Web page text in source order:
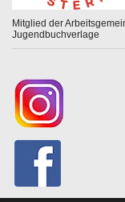
Mitglied der
Jugendbuchverlage